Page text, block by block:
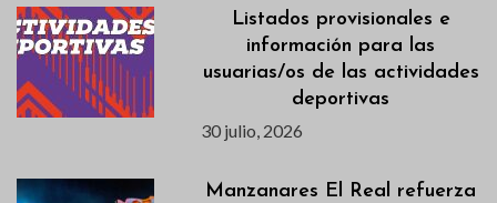
Listados provisionales e
información para las
usuarias/os de las actividades
deportivas
30 julio, 2026
Manzanares El Real refuerza